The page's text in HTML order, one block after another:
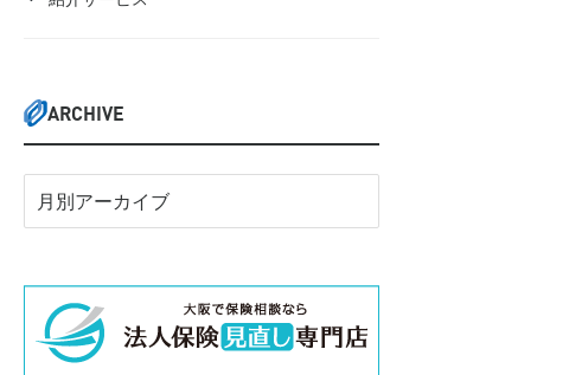
ARCHIVE